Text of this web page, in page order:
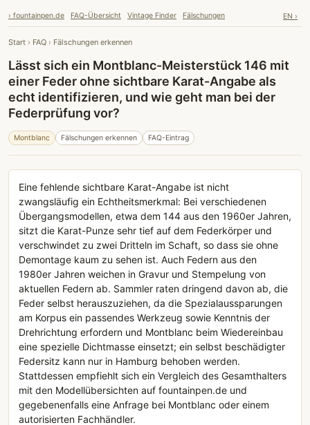
› fountainpen.de FAQ-Übersicht Vintage Finder Fälschungen EN ›
Start › FAQ › Fälschungen erkennen
Lässt sich ein Montblanc-Meisterstück 146 mit
einer Feder ohne sichtbare Karat-Angabe als
echt identifizieren, und wie geht man bei der
Federprüfung vor?
Montblanc Fälschungen erkennen FAQ-Eintrag
Eine fehlende sichtbare Karat-Angabe ist nicht
zwangsläufig ein Echtheitsmerkmal: Bei verschiedenen
Übergangsmodellen, etwa dem 144 aus den 1960er Jahren,
sitzt die Karat-Punze sehr tief auf dem Federkörper und
verschwindet zu zwei Dritteln im Schaft, so dass sie ohne
Demontage kaum zu sehen ist. Auch Federn aus den
1980er Jahren weichen in Gravur und Stempelung von
aktuellen Federn ab. Sammler raten dringend davon ab, die
Feder selbst herauszuziehen, da die Spezialaussparungen
am Korpus ein passendes Werkzeug sowie Kenntnis der
Drehrichtung erfordern und Montblanc beim Wiedereinbau
eine spezielle Dichtmasse einsetzt; ein selbst beschädigter
Federsitz kann nur in Hamburg behoben werden.
Stattdessen empfiehlt sich ein Vergleich des Gesamthalters
mit den Modellübersichten auf fountainpen.de und
gegebenenfalls eine Anfrage bei Montblanc oder einem
autorisierten Fachhändler.